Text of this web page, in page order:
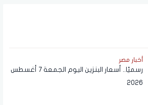
أخبار مصر
رسميًا.. أسعار البنزين اليوم الجمعة 7 أغسطس
2026